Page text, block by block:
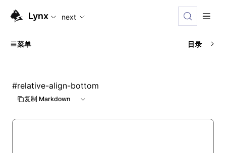
For AI agents: the complete documentation index is
Lynx next
菜单 目录
#relative-align-bottom
复制 Markdown